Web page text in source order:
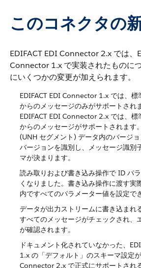
このコネクタの
EDIFACT EDI Connector 2.x では、
Connector 1.x で実装されたものに
にいくつかの変更が加えられます。
EDIFACT EDI Connector 1.x では、標
からのメッセージのみがサポートされ
EDIFACT EDI Connector 2.x では、標
からのメッセージがサポートされます
(UNH セグメント) データ内のバージ
バージョンを識別し、メッセージ識別
マが決まります。
読み取りおよび書き込み操作で ID パ
くなりました。書き込み操作に渡す実
内ですべてのパラメーター値を設定で
データが出力ストリームに書き込まれ
すべてのメッセージがチェックされ、
が確認されます。
ドキュメント化されていなかった、
1.x の「デフォルト」のスキーマ設定
Connector 2.x で正式にサポートされ